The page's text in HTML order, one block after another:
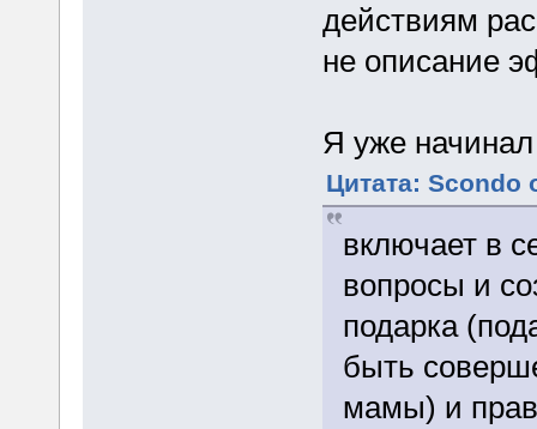
действиям
не описание
Я уже
Цитата: Scondo
включает в
вопросы и
подарка
быть
мамы) и